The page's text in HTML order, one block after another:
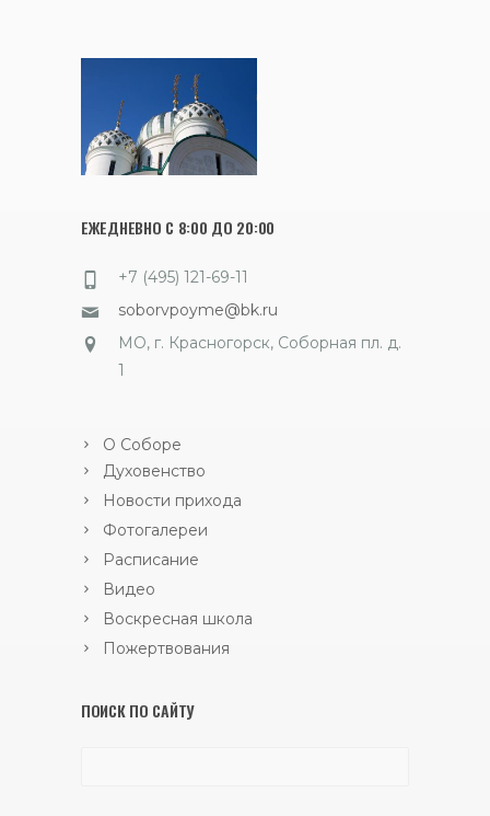
ЕЖЕДНЕВНО С 8:00 ДО 20:00
+7 (495) 121-69-11
soborvpoyme@bk.ru
МО, г. Красногорск, Соборная пл. д.
1
О Соборе
Духовенство
Новости прихода
Фотогалереи
Расписание
Видео
Воскресная школа
Пожертвования
ПОИСК ПО САЙТУ